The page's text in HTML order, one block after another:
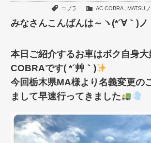
AC COBRA, MATSU
コブラ
みなさんこんばんは～ヽ(*´∀｀)ノ
本日ご紹介するお車はボク自身
COBRAです( *´艸｀)
今回栃木県MA様より名義変更の
まして早速行ってきました